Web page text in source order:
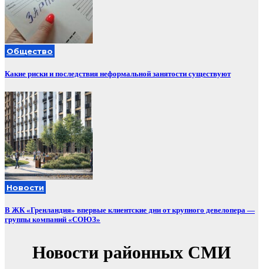
Общество
Какие риски и последствия неформальной занятости существуют
Новости
В ЖК «Гренландия» впервые клиентские дни от крупного девелопера —
группы компаний «СОЮЗ»